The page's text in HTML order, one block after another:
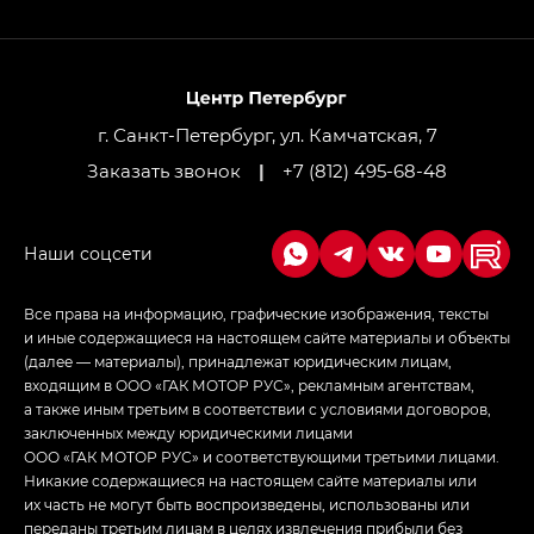
Джи Икс ПРЕМИУМ — GX PREMIUM, ЛАУНЖ —
LOUNGE
Empow — Эмпау (Empow) в комплектации
в спортивном стиле — GL(S-Style)
г. Санкт-Петербург, ул. Камчатская, 7
Заказать звонок
| +7 (812) 495-68-48
Все права на информацию, графические изображения, тексты
и иные содержащиеся на настоящем сайте материалы и объекты
(далее — материалы), принадлежат юридическим лицам,
входящим в ООО «ГАК МОТОР РУС», рекламным агентствам,
а также иным третьим в соответствии с условиями договоров,
заключенных между юридическими лицами
ООО «ГАК МОТОР РУС» и соответствующими третьими лицами.
Никакие содержащиеся на настоящем сайте материалы или
их часть не могут быть воспроизведены, использованы или
переданы третьим лицам в целях извлечения прибыли без